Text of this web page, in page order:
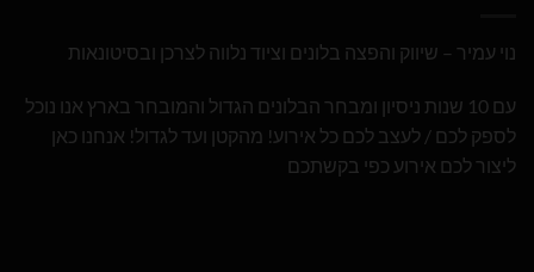
נוי עמיר – שיווק והפצה בלונים וציוד נלווה לצרכן ובסיטונאות
עם 10 שנות ניסיון ומבחר הבלונים הגדול והמובחר בארץ אנו נוכל
לספק לכם / לעצב לכם כל אירוע! מהקטן ועד לגדול! אנחנו כאן
ליצור לכם אירוע כפי בקשתכם